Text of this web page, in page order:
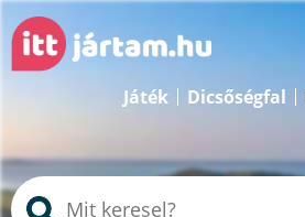
Játék Dicsőségfal